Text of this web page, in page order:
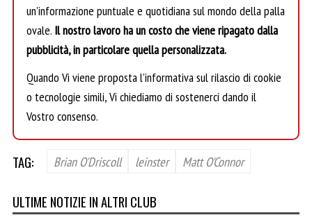
un’informazione puntuale e quotidiana sul mondo della palla
ovale. Il nostro lavoro ha un costo che viene ripagato dalla
pubblicità, in particolare quella personalizzata.
Quando Vi viene proposta l’informativa sul rilascio di cookie
o tecnologie simili, Vi chiediamo di sostenerci dando il
Vostro consenso.
TAG: Brian O'Driscoll leinster Matt O'Connor
ULTIME NOTIZIE IN ALTRI CLUB